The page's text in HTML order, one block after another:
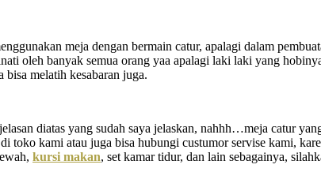
meja dengan bermain catur, apalagi dalam
oleh banyak semua orang yaa apalagi laki laki yang
bisa melatih kesabaran juga.
diatas yang sudah saya jelaskan, nahhh…meja catur
kami atau juga bisa hubungi custumor servise kami,
kursi makan, set kamar tidur, dan lain sebagainya,